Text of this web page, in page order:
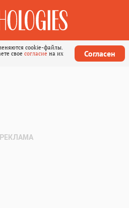
cookie-файлы.
свое согласие на их
Согласен